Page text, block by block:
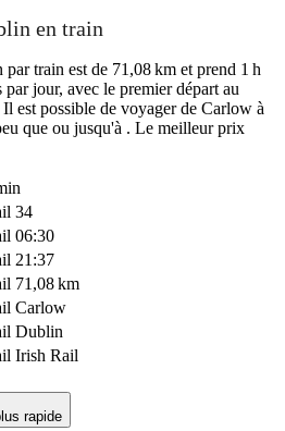
en train
train est de 71,08 km et prend 1 h
jour, avec le premier départ au
est possible de voyager de Carlow à
que ou jusqu'à . Le meilleur prix
34
06:30
21:37
71,08 km
Carlow
Dublin
Irish Rail
©CARTO
rapide